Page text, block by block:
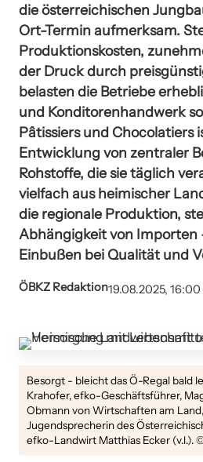
die österreichischen
Ort-Termin aufmerksam.
Produktionskosten,
der Druck durch
belasten die Betriebe
und Konditorenhandwerk
Pâtissiers und Chocolatiers
Entwicklung von zentraler
Rohstoffe, die sie täglich
vielfach aus heimischer
die regionale Produktion,
Abhängigkeit von Importen
Einbußen bei Qualität und
ÖBKZ Redaktion19.08.2025, 16:00
Besorgt - bleicht das Ö-Regal bald
Krahofer, efko-Geschäftsführer,
Obmann von Wirtschaften am
Jugendsprecherin des
efko-Landwirt Matthias Ecker (v.l.).